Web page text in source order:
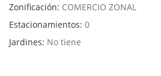
Zonificación: COMERCIO ZONAL
Estacionamientos: 0
Jardines: No tiene